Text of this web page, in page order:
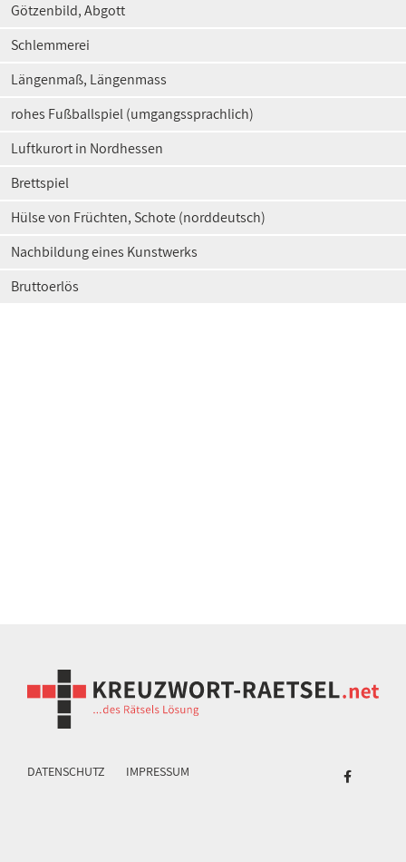
Götzenbild, Abgott
Schlemmerei
Längenmaß, Längenmass
rohes Fußballspiel (umgangssprachlich)
Luftkurort in Nordhessen
Brettspiel
Hülse von Früchten, Schote (norddeutsch)
Nachbildung eines Kunstwerks
Bruttoerlös
DATENSCHUTZ IMPRESSUM